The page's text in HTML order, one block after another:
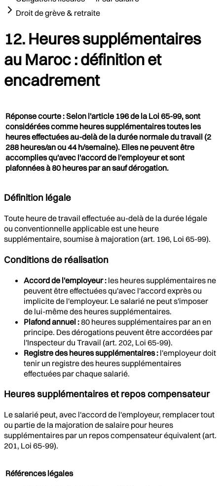
Droit de grève & retraite
12. Heures supplémentaires
au Maroc : définition et
encadrement
Réponse courte : Selon l'article 196 de la Loi 65-99, sont
considérées comme heures supplémentaires toutes les
heures effectuées au-delà de la durée normale du travail (2
288 heures/an ou 44 h/semaine). Elles ne peuvent être
accomplies qu'avec l'accord de l'employeur et sont
plafonnées à 80 heures par an sauf dérogation.
Définition légale
Toute heure de travail effectuée au-delà de la durée légale
ou conventionnelle applicable est une heure
supplémentaire, soumise à majoration (art. 196, Loi 65-99).
Conditions de réalisation
Accord de l'employeur : les heures supplémentaires ne
peuvent être effectuées qu'avec l'accord exprès ou
implicite de l'employeur. Le salarié ne peut s'imposer
de lui-même des heures supplémentaires.
Plafond annuel : 80 heures supplémentaires par an en
principe. Des dérogations peuvent être accordées par
l'Inspecteur du Travail (art. 202, Loi 65-99).
Registre des heures supplémentaires : l'employeur doit
tenir un registre des heures supplémentaires
effectuées par chaque salarié.
Heures supplémentaires et repos compensateur
Le salarié peut, avec l'accord de l'employeur, remplacer tout
ou partie de la majoration de salaire pour heures
supplémentaires par un repos compensateur équivalent (art.
201, Loi 65-99).
Références légales